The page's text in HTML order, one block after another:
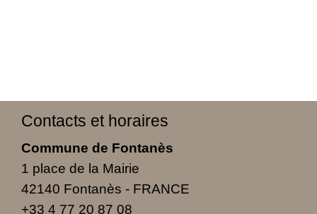
Contacts et horaires
Commune de Fontanès
1 place de la Mairie
42140 Fontanès - FRANCE
+33 4 77 20 87 08